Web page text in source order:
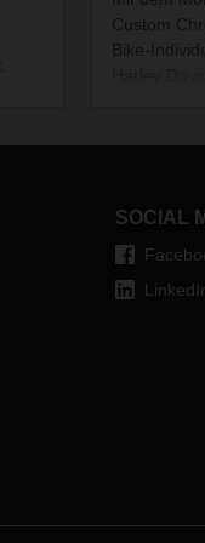
Custom
Bike-
USA
SOCIAL